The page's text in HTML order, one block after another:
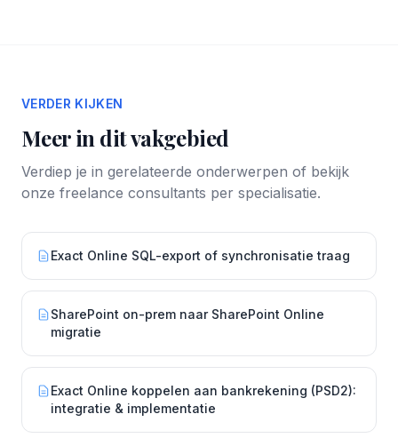
VERDER KIJKEN
Meer in dit vakgebied
Verdiep je in gerelateerde onderwerpen of bekijk
onze freelance consultants per specialisatie.
Exact Online SQL-export of synchronisatie traag
SharePoint on-prem naar SharePoint Online
migratie
Exact Online koppelen aan bankrekening (PSD2):
integratie & implementatie